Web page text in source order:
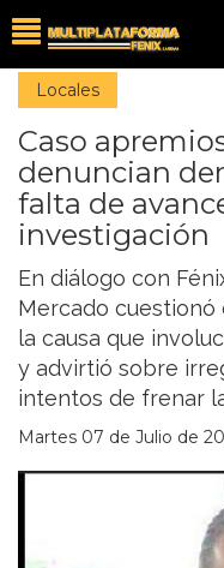
Locales
Caso
denuncian
falta de
investigación
En diálogo con
Mercado cuestionó
la causa que
y advirtió sobre
intentos de frenar
Martes 07 de Julio de